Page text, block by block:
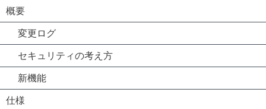
概要
変更ログ
セキュリティの考え方
新機能
仕様